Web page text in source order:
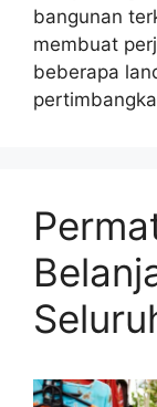
bangunan
membuat
beberapa